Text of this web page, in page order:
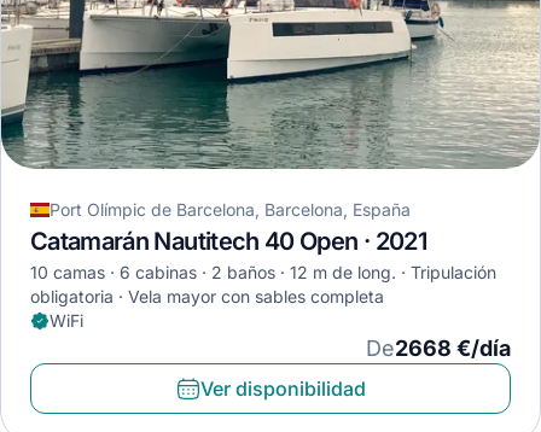
Port Olímpic de Barcelona, Barcelona, España
Catamarán Nautitech 40 Open · 2021
10 camas 6 cabinas 2 baños 12 m de long.
Tripulación
obligatoria
Vela mayor con sables completa
WiFi
De2668 €/día
Ver disponibilidad